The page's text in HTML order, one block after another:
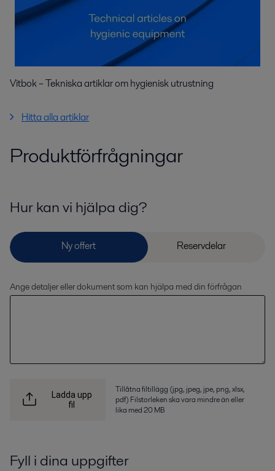
Vitbok – Tekniska artiklar om hygienisk utrustning
Hitta alla artiklar
Produktförfrågningar
Hur kan vi hjälpa dig?
Ange detaljer eller dokument som kan hjälpa med din förfrågan
Ladda upp
fil
Tillåtna filtillägg (jpg, jpeg, jpe, png, xlsx,
pdf) Filstorleken ska vara mindre än eller
lika med 20 MB
Fyll i dina uppgifter